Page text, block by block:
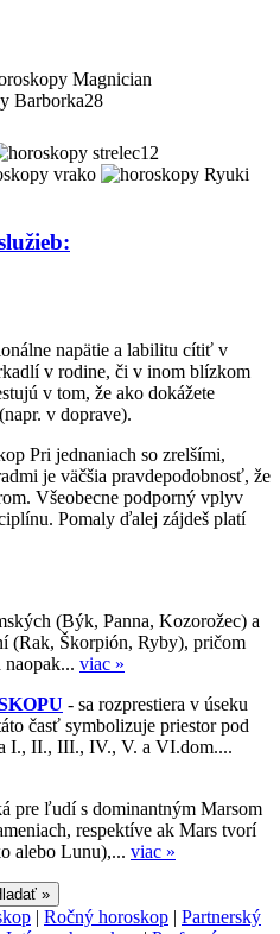
napätie a labilitu cítiť v
v rodine, či v inom blízkom
v tom, že ako dokážete
v doprave).
Pri jednaniach so zrelšími,
je väčšia pravdepodobnosť, že
Všeobecne podporný vplyv
Pomaly ďalej zájdeš platí
(Býk, Panna, Kozorožec) a
(Rak, Škorpión, Ryby), pričom
viac »
- sa rozprestiera v úseku
časť symbolizuje priestor pod
I., II., III., IV., V. a VI.dom....
pre ľudí s dominantným Marsom
respektíve ak Mars tvorí
alebo Lunu),... viac »
| Ročný horoskop | Partnerský